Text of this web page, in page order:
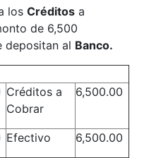
los Créditos a
de 6,500
depositan al Banco.
Créditos a
Cobrar
6,500.00
Efectivo 6,500.00